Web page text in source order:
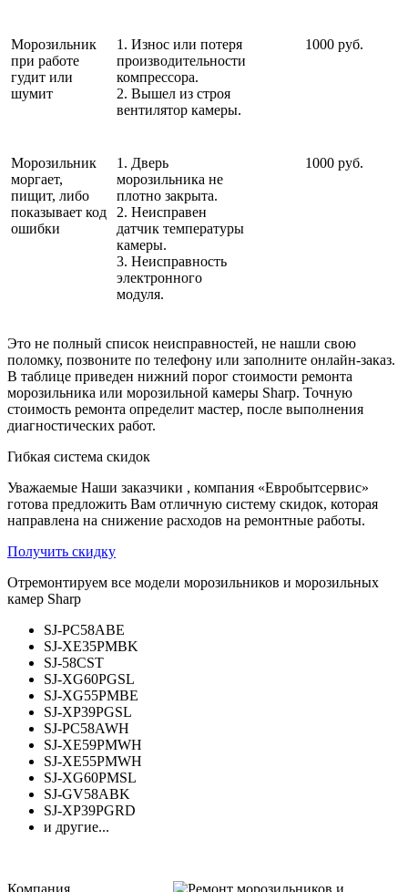
Морозильник
при работе
гудит или
шумит
1. Износ или потеря
производительности
компрессора.
2. Вышел из строя
вентилятор камеры.
1000 руб.
Морозильник
моргает,
пищит, либо
показывает код
ошибки
1. Дверь
морозильника не
плотно закрыта.
2. Неисправен
датчик температуры
камеры.
3. Неисправность
электронного
модуля.
1000 руб.
Это не полный список неисправностей, не нашли свою
поломку, позвоните по телефону или заполните онлайн-заказ.
В таблице приведен нижний порог стоимости ремонта
морозильника или морозильной камеры Sharp. Точную
стоимость ремонта определит мастер, после выполнения
диагностических работ.
Гибкая система скидок
Уважаемые Наши заказчики , компания «Евробытсервис»
готова предложить Вам отличную систему скидок, которая
направлена на снижение расходов на ремонтные работы.
Получить скидку
Отремонтируем все модели морозильников и морозильных
камер Sharp
SJ-PC58ABE
SJ-XE35PMBK
SJ-58CST
SJ-XG60PGSL
SJ-XG55PMBE
SJ-XP39PGSL
SJ-PC58AWH
SJ-XE59PMWH
SJ-XE55PMWH
SJ-XG60PMSL
SJ-GV58ABK
SJ-XP39PGRD
и другие...
Компания